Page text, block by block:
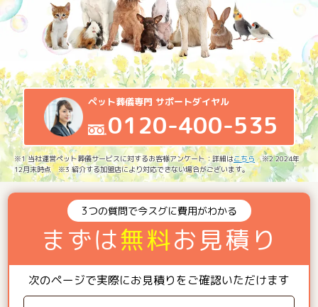
ペット葬儀専門 サポートダイヤル
0120-400-535
※1 当社運営ペット葬儀サービスに対するお客様アンケート：詳細はこちら ※2 2024年
12月末時点 ※3 紹介する加盟店により対応できない場合がございます。
3つの質問で今スグに費用がわかる
まずは無料お見積り
次のページで実際にお見積りをご確認いただけます